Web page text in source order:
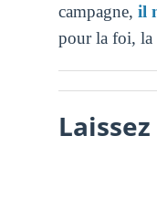
campagne, il
pour la foi, la